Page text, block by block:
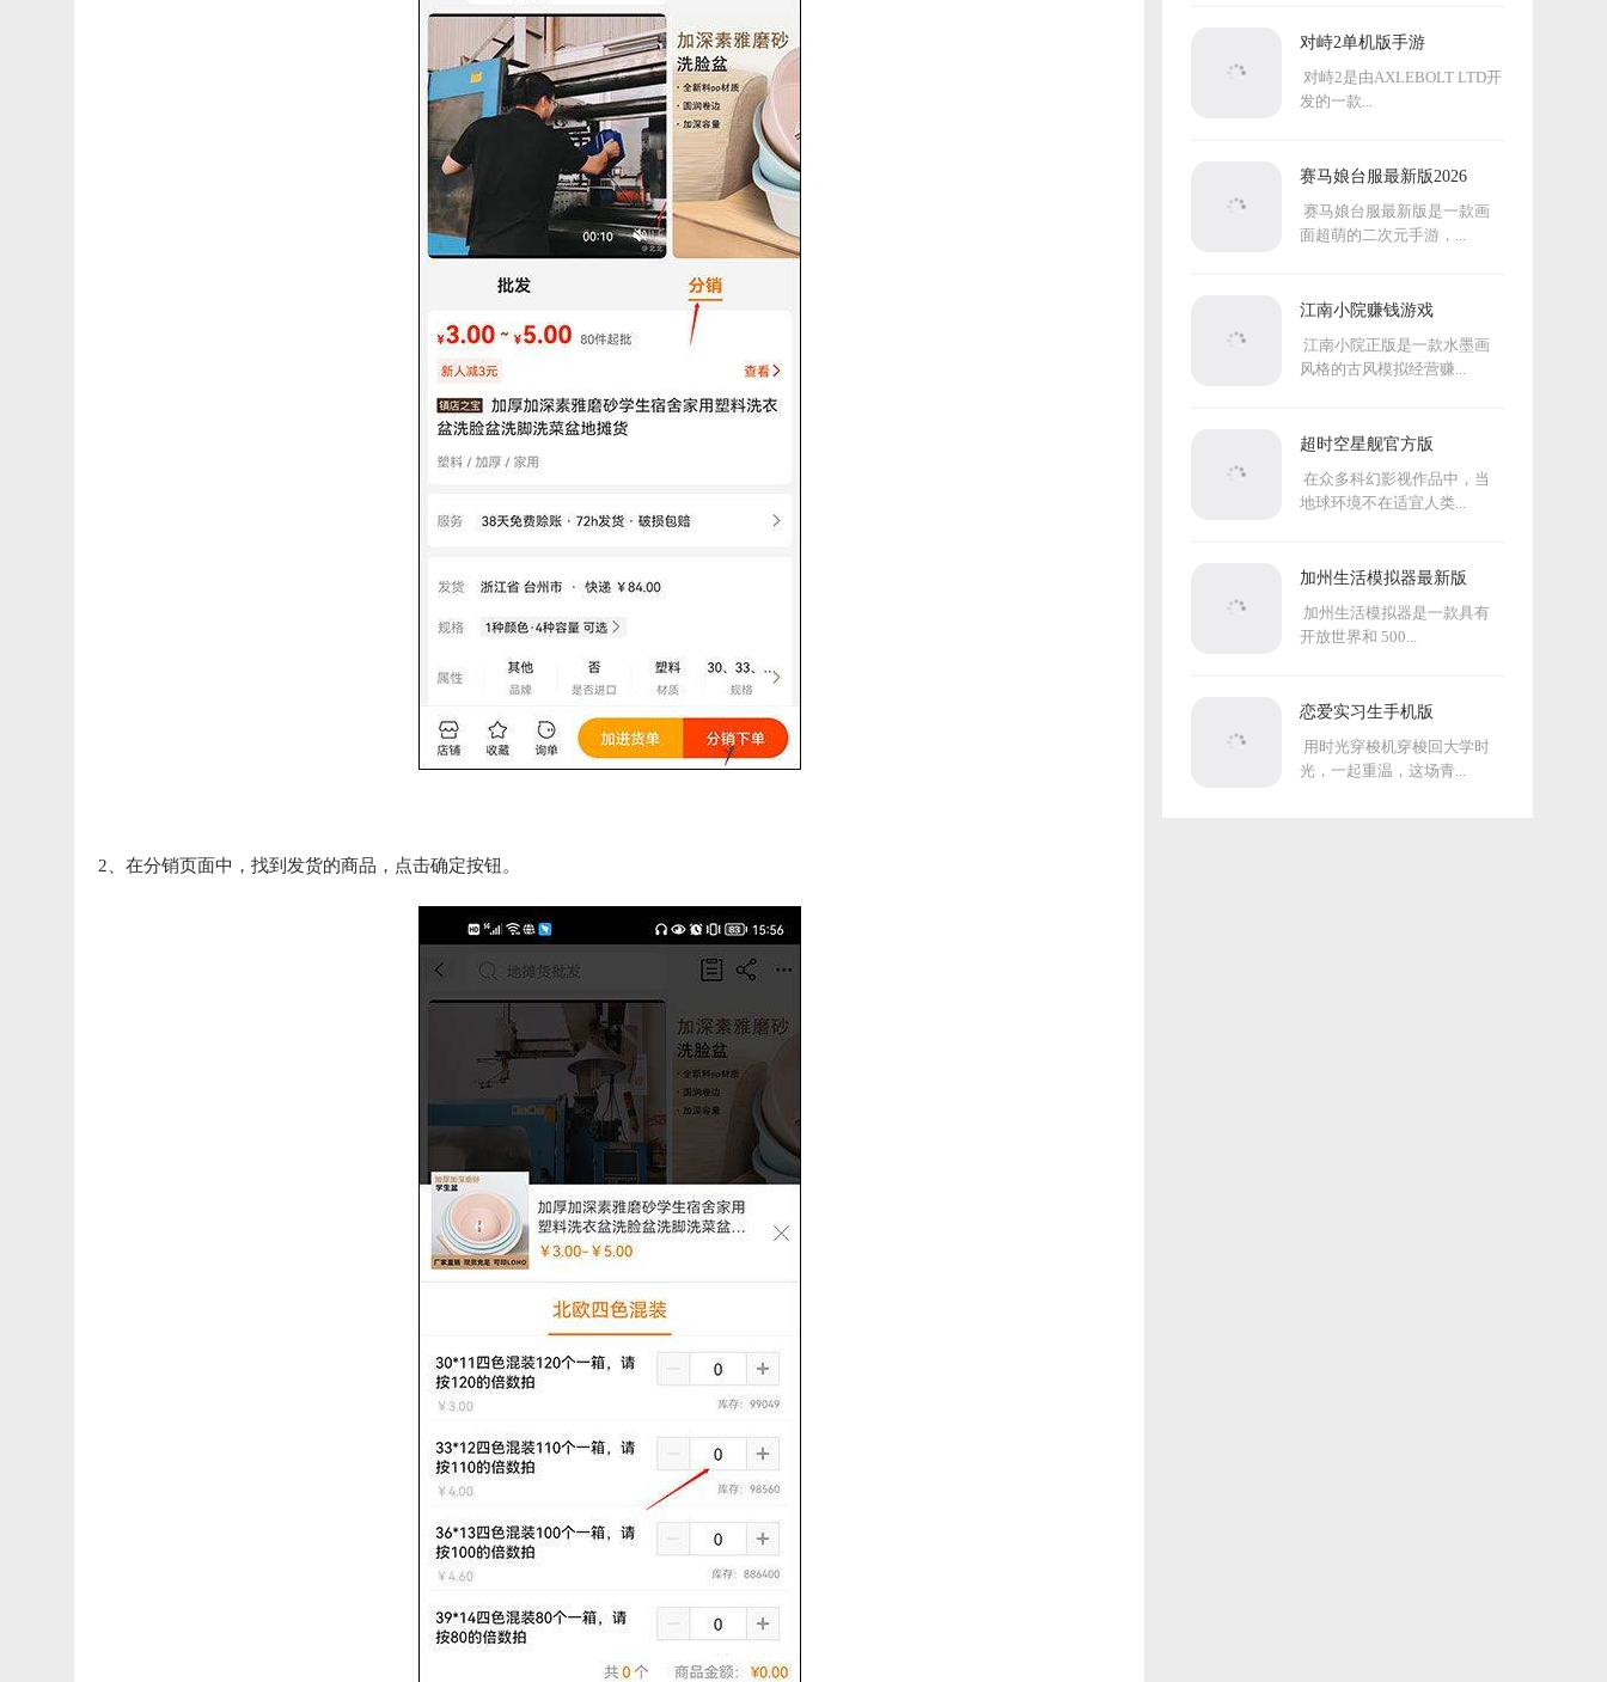
2、在分销页面中，找到发货的商品，点击确定按钮。
对峙2单机版手游
对峙2是由AXLEBOLT LTD开
发的一款...
赛马娘台服最新版2026
赛马娘台服最新版是一款画
面超萌的二次元手游，...
江南小院赚钱游戏
江南小院正版是一款水墨画
风格的古风模拟经营赚...
超时空星舰官方版
在众多科幻影视作品中，当
地球环境不在适宜人类...
加州生活模拟器最新版
加州生活模拟器是一款具有
开放世界和 500...
恋爱实习生手机版
用时光穿梭机穿梭回大学时
光，一起重温，这场青...